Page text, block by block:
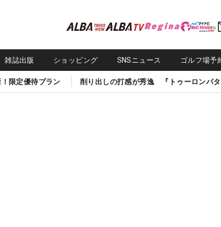
雑誌出版 ショッピング SNSニュース ゴルフ場予
限定優待プラン 削り出しの打感が秀逸 『トゥーロンパタ